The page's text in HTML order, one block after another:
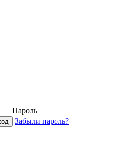
Пароль
Забыли пароль?